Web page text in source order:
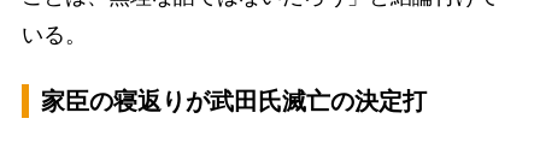
いる。
家臣の寝返りが武田氏滅亡の決定打